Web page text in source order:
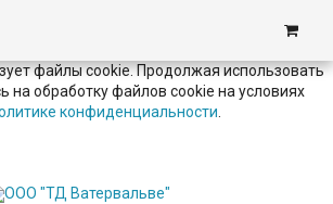
файлы cookie. Продолжая использовать
на обработку файлов сookie на условиях
конфиденциальности